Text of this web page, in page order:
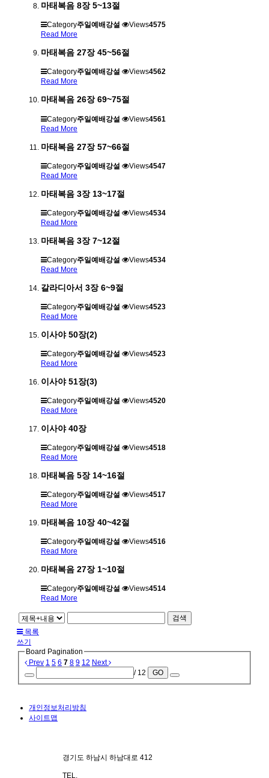
마태복음 8장 5~13절
Category주일예배강설 Views4575
Read More
마태복음 27장 45~56절
Category주일예배강설 Views4562
Read More
마태복음 26장 69~75절
Category주일예배강설 Views4561
Read More
마태복음 27장 57~66절
Category주일예배강설 Views4547
Read More
마태복음 3장 13~17절
Category주일예배강설 Views4534
Read More
마태복음 3장 7~12절
Category주일예배강설 Views4534
Read More
갈라디아서 3장 6~9절
Category주일예배강설 Views4523
Read More
이사야 50장(2)
Category주일예배강설 Views4523
Read More
이사야 51장(3)
Category주일예배강설 Views4520
Read More
이사야 40장
Category주일예배강설 Views4518
Read More
마태복음 5장 14~16절
Category주일예배강설 Views4517
Read More
마태복음 10장 40~42절
Category주일예배강설 Views4516
Read More
마태복음 27장 1~10절
Category주일예배강설 Views4514
Read More
검색
목록
쓰기
Board Pagination
Prev 1 5 6 7 8 9 12 Next
/ 12
GO
개인정보처리방침
사이트맵
경기도 하남시 하남대로 412
TEL.070-4101-3578